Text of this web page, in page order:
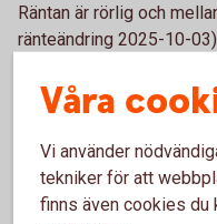
Räntan är rörlig och
ränteändring 2025-10-
Om du har skickat in din
godkänd, kommer
Våra
Vi använder
tekniker för att
finns även cookies du